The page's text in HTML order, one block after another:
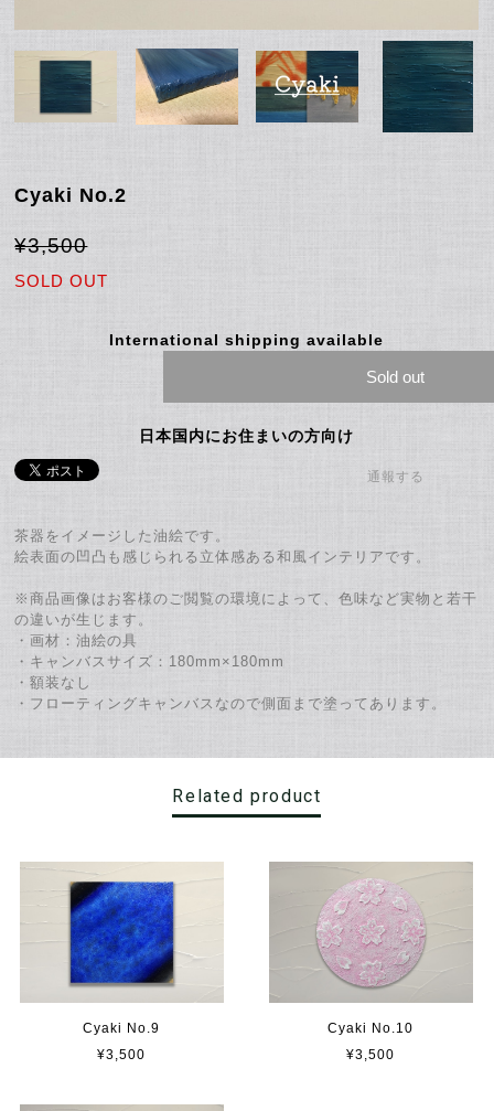
Cyaki No.2
¥3,500
SOLD OUT
International shipping available
Sold out
日本国内にお住まいの方向け
通報する
茶器をイメージした油絵です。
絵表面の凹凸も感じられる立体感ある和風インテリアです。
※商品画像はお客様のご閲覧の環境によって、色味など実物と若干
の違いが生じます。
・画材：油絵の具
・キャンバスサイズ：180mm×180mm
・額装なし
・フローティングキャンバスなので側面まで塗ってあります。
Related product
Cyaki No.9
¥3,500
Cyaki No.10
¥3,500